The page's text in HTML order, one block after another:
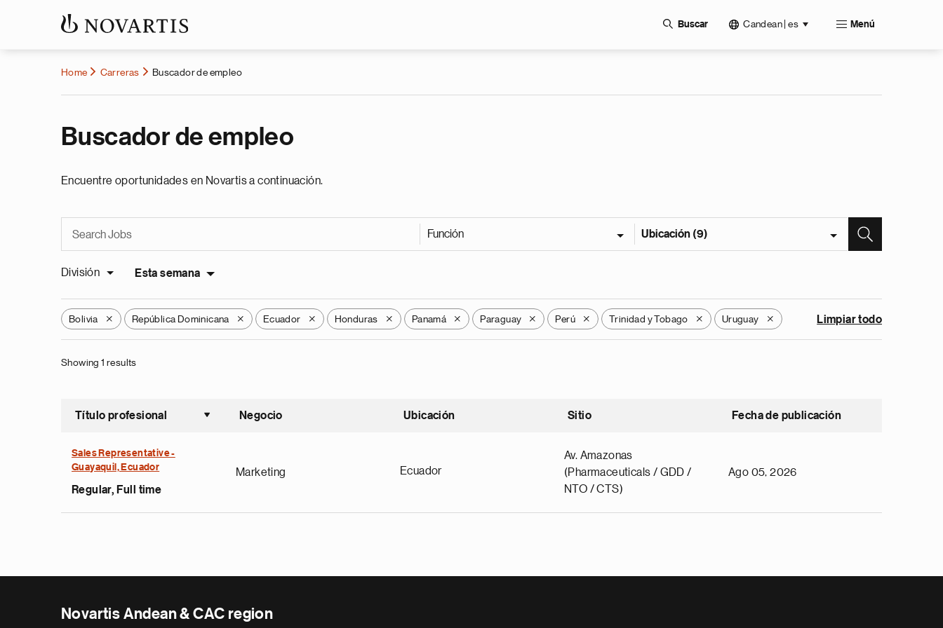
Buscar Candean | es Menú
Home Carreras Buscador de empleo
Buscador de empleo
Encuentre oportunidades en Novartis a continuación.
Función Ubicación (9)
División Esta semana
Bolivia X República Dominicana X Ecuador X Honduras X Panamá X Paraguay X Perú X Trinidad y Tobago X Uruguay X Limpiar todo
Showing 1 results
Título profesional
Ordenar ascendente
Negocio Ubicación Sitio Fecha de publicación
Sales Representative -
Guayaquil, Ecuador
Regular, Full time
Marketing Ecuador
Av. Amazonas
(Pharmaceuticals / GDD /
NTO / CTS)
Ago 05, 2026
Novartis Andean & CAC region